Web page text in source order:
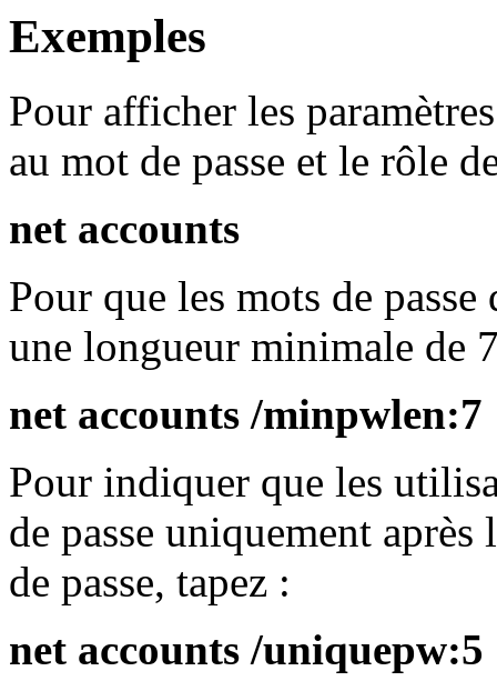
Exemples
Pour afficher les
au mot de passe et le rôle
net accounts
Pour que les mots de
une longueur minimale de
net accounts /minpwlen:7
Pour indiquer que les
de passe uniquement
de passe, tapez :
net accounts /uniquepw:5